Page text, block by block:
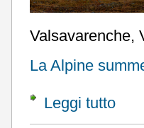
Valsavarenche,
La Alpine
Leggi tutto